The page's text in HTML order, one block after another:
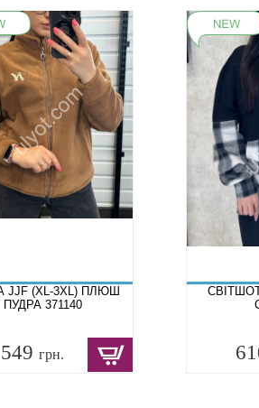
JJF (XL-3XL) ПЛЮШ
ПУДРА 371140
549 грн.